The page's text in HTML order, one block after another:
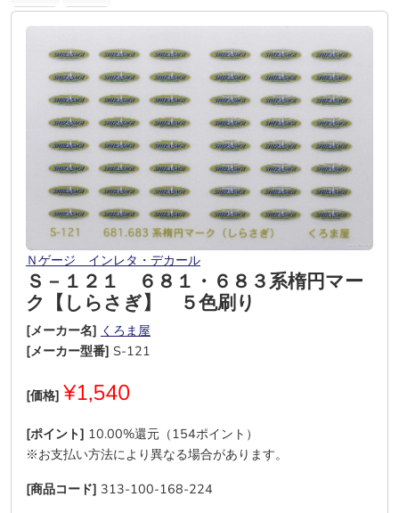
Ｎゲージ インレタ・デカール
Ｓ－１２１ ６８１・６８３系楕円マー
ク【しらさぎ】 ５色刷り
[メーカー名] くろま屋
[メーカー型番] S-121
[価格] ¥1,540
[ポイント] 10.00%還元（154ポイント）
※お支払い方法により異なる場合があります。
[商品コード] 313-100-168-224